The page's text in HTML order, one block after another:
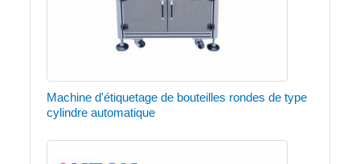
Machine d'étiquetage de bouteilles rondes de type
cylindre automatique